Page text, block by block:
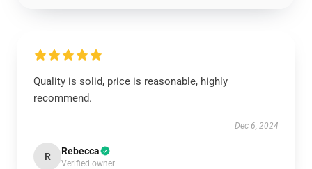
Quality is solid, price is reasonable, highly
recommend.
Dec 6, 2024
R Rebecca
Verified owner